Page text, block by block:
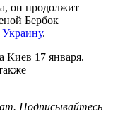
он продолжит
Бербок
.
Киев 17 января.
Подписывайтесь